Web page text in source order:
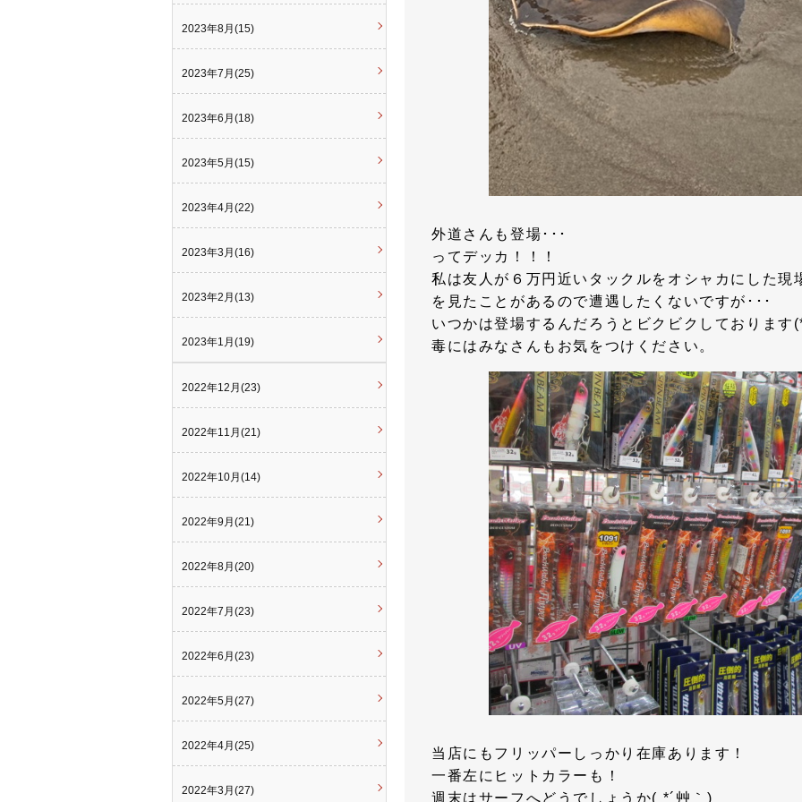
外道さんも登場･･･
ってデッカ！！！
私は友人が６万円近いタックルをオシャカにした現
を見たことがあるので遭遇したくないですが･･･
いつかは登場するんだろうとビクビクしております
毒にはみなさんもお気をつけください。
当店にもフリッパーしっかり在庫あります！
一番左にヒットカラーも！
週末はサーフへどうでしょうか( *´艸｀)
2023年8月(15)
2023年7月(25)
2023年6月(18)
2023年5月(15)
2023年4月(22)
2023年3月(16)
2023年2月(13)
2023年1月(19)
2022年12月(23)
2022年11月(21)
2022年10月(14)
2022年9月(21)
2022年8月(20)
2022年7月(23)
2022年6月(23)
2022年5月(27)
2022年4月(25)
2022年3月(27)